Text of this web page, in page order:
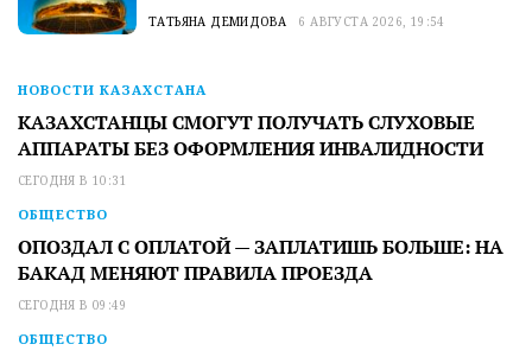
ТАТЬЯНА ДЕМИДОВА 6 АВГУСТА 2026, 19:54
НОВОСТИ КАЗАХСТАНА
КАЗАХСТАНЦЫ СМОГУТ ПОЛУЧАТЬ СЛУХОВЫЕ
АППАРАТЫ БЕЗ ОФОРМЛЕНИЯ ИНВАЛИДНОСТИ
СЕГОДНЯ В 10:31
ОБЩЕСТВО
ОПОЗДАЛ С ОПЛАТОЙ — ЗАПЛАТИШЬ БОЛЬШЕ: НА
БАКАД МЕНЯЮТ ПРАВИЛА ПРОЕЗДА
СЕГОДНЯ В 09:49
ОБЩЕСТВО